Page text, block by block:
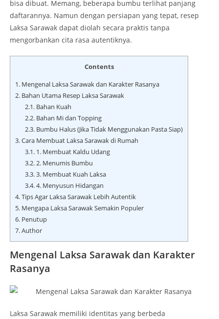
bisa dibuat. Memang, beberapa bumbu terlihat panjang
daftarannya. Namun dengan persiapan yang tepat, resep
Laksa Sarawak dapat diolah secara praktis tanpa
mengorbankan cita rasa autentiknya.
Contents
1. Mengenal Laksa Sarawak dan Karakter Rasanya
2. Bahan Utama Resep Laksa Sarawak
2.1.Bahan Kuah
2.2.Bahan Mi dan Topping
2.3.Bumbu Halus (Jika Tidak Menggunakan Pasta Siap)
3.Cara Membuat Laksa Sarawak di Rumah
3.1.1. Membuat Kaldu Udang
3.2.2. Menumis Bumbu
3.3.3. Membuat Kuah Laksa
3.4.4. Menyusun Hidangan
4.Tips Agar Laksa Sarawak Lebih Autentik
5. Mengapa Laksa Sarawak Semakin Populer
6. Penutup
7.Author
Mengenal Laksa Sarawak dan Karakter
Rasanya
Laksa Sarawak memiliki identitas yang berbeda